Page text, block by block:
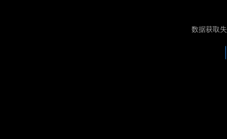
数据获取